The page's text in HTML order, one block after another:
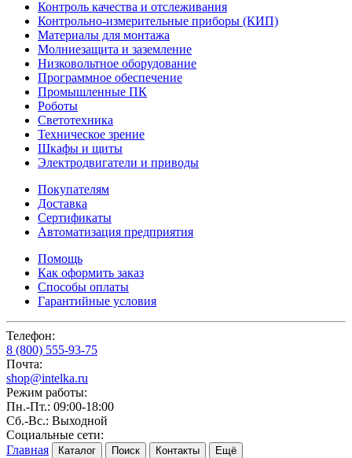
Контроль качества и отслеживания
Контрольно-измерительные приборы (КИП)
Материалы для монтажа
Молниезащита и заземление
Низковольтное оборудование
Программное обеспечение
Промышленные ПК
Роботы
Светотехника
Техническое зрение
Шкафы и щиты
Электродвигатели и приводы
Покупателям
Доставка
Сертификаты
Автоматизация предприятия
Помощь
Как оформить заказ
Способы оплаты
Гарантийные условия
Телефон:
8 (800) 555-93-75
Почта:
shop@intelka.ru
Режим работы:
Пн.-Пт.: 09:00-18:00
Сб.-Вс.: Выходной
Социальные сети:
Главная
Каталог Поиск Контакты Ещё